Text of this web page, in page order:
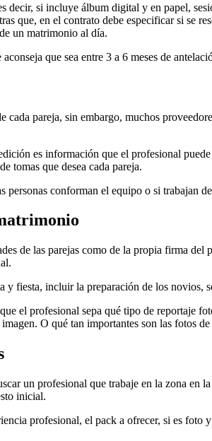
decir, si incluye álbum digital y en papel,
que, en el contrato debe especificar si se
un matrimonio al día.
que sea entre 3 a 6 meses de
pareja, sin embargo, muchos
es información que el profesional
tomas que desea cada pareja.
conforman el equipo o si trabajan
de las parejas como de la propia firma
fiesta, incluir la preparación de los novios,
el profesional sepa qué tipo de reportaje
O qué tan importantes son las fotos
un profesional que trabaje en la zona
inicial.
profesional, el pack a ofrecer, si es